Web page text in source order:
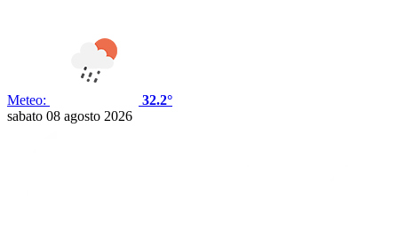
Meteo:
32.2°
sabato 08 agosto 2026